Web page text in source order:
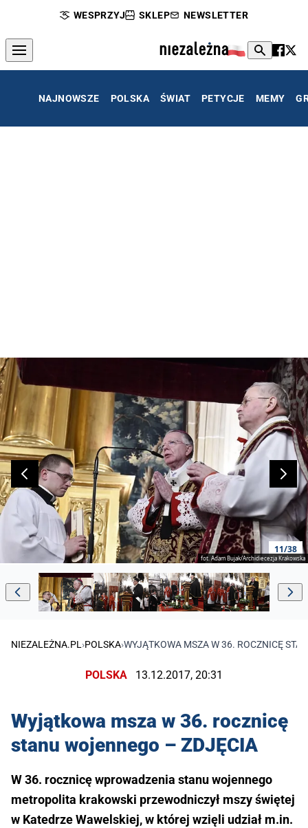
WESPRZYJ SKLEP NEWSLETTER
NAJNOWSZE POLSKA ŚWIAT PETYCJE MEMY
11/38
fot. Adam Bujak/Archidiecezja Krakowska
NIEZALEŻNA.PL ›POLSKA›WYJĄTKOWA MSZA W 36. ROCZNICĘ
POLSKA 13.12.2017, 20:31
Wyjątkowa msza w 36. rocznicę
stanu wojennego – ZDJĘCIA
W 36. rocznicę wprowadzenia stanu wojennego
metropolita krakowski przewodniczył mszy świętej
w Katedrze Wawelskiej, w której wzięli udział m.in.